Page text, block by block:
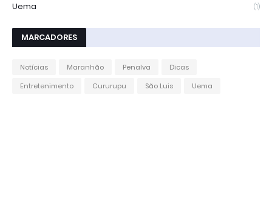
Uema (1)
MARCADORES
Notícias Maranhão Penalva
Dicas
Entretenimento
Cururupu São Luis Uema